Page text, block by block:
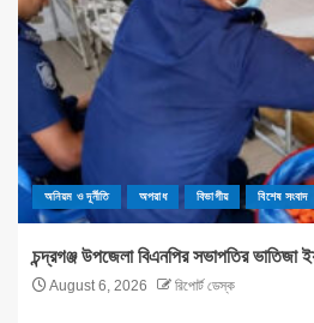
অনিয়ম ও দূর্নীতি অপরাধ বিভাগীয় বিশেষ সংবাদ
চন্দ্রগঞ্জ উপজেলা বিএনপির সভাপতির ভাতিজা
August 6, 2026 রিপোর্ট ডেস্ক